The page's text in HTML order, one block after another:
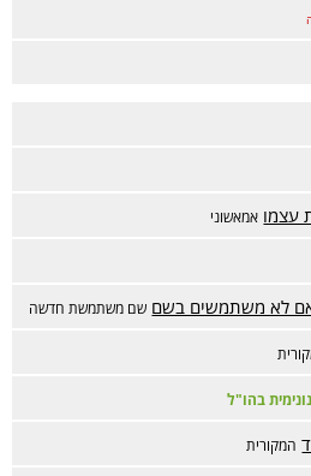
עצמו אמאשוני
אם לא משתמשים בשם שם משתמשת חדשה
בהו"ל
המקורית